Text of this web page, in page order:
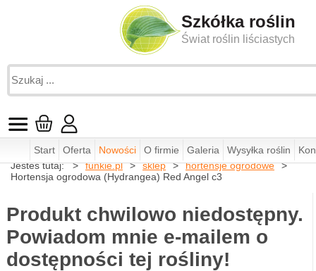
Szkółka roślin
Świat roślin liściastych
Start Oferta Nowości O firmie Galeria Wysyłka roślin
Jesteś tutaj:
funkie.pl sklep
hortensje ogrodowe
Hortensja ogrodowa (Hydrangea) Red Angel c3
Produkt chwilowo niedostępny.
Powiadom mnie e-mailem o
dostępności tej rośliny!